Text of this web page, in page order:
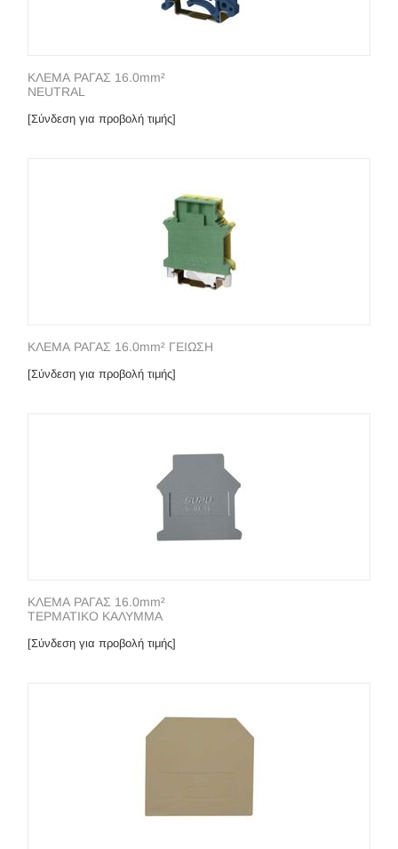
ΚΛΕΜΑ ΡΑΓΑΣ 16.0mm²
NEUTRAL
[Σύνδεση για προβολή τιμής]
ΚΛΕΜΑ ΡΑΓΑΣ 16.0mm² ΓΕΙΩΣΗ
[Σύνδεση για προβολή τιμής]
ΚΛΕΜΑ ΡΑΓΑΣ 16.0mm²
ΤΕΡΜΑΤΙΚΟ ΚΑΛΥΜΜΑ
[Σύνδεση για προβολή τιμής]